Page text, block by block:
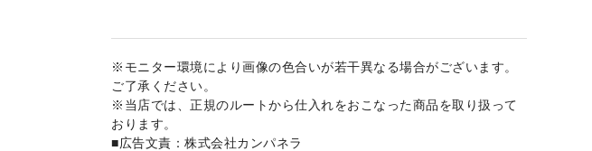
※モニター環境により画像の色合いが若干異なる場合がございます。
ご了承ください。
※当店では、正規のルートから仕入れをおこなった商品を取り扱って
おります。
■広告文責：株式会社カンパネラ